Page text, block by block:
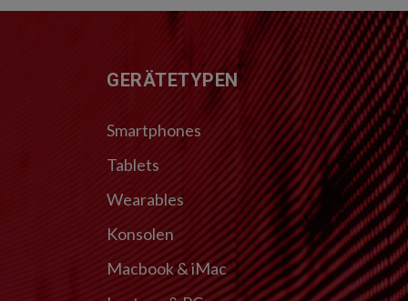
FUSSZEILEGERÄTETYPEN
Smartphones
Tablets
Wearables
Konsolen
Macbook & iMac